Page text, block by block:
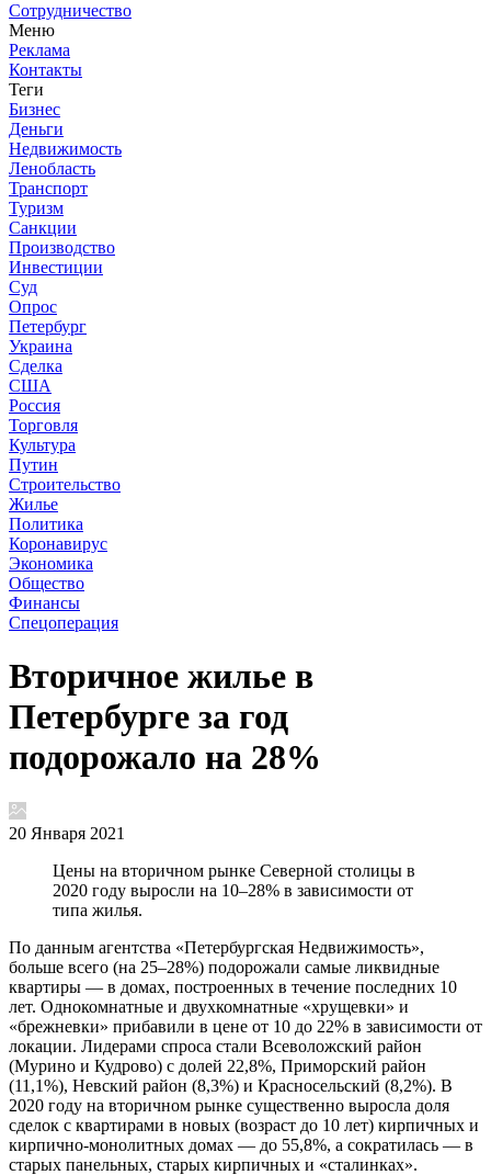
Сотрудничество
Меню
Реклама
Контакты
Теги
Бизнес
Деньги
Недвижимость
Ленобласть
Транспорт
Туризм
Санкции
Производство
Инвестиции
Суд
Опрос
Петербург
Украина
Сделка
США
Россия
Торговля
Культура
Путин
Строительство
Жилье
Политика
Коронавирус
Экономика
Общество
Финансы
Спецоперация
Вторичное жилье в
Петербурге за год
подорожало на 28%
20 Января 2021
Цены на вторичном рынке Северной столицы в
2020 году выросли на 10–28% в зависимости от
типа жилья.
По данным агентства «Петербургская Недвижимость»,
больше всего (на 25–28%) подорожали самые ликвидные
квартиры — в домах, построенных в течение последних 10
лет. Однокомнатные и двухкомнатные «хрущевки» и
«брежневки» прибавили в цене от 10 до 22% в зависимости от
локации. Лидерами спроса стали Всеволожский район
(Мурино и Кудрово) с долей 22,8%, Приморский район
(11,1%), Невский район (8,3%) и Красносельский (8,2%). В
2020 году на вторичном рынке существенно выросла доля
сделок с квартирами в новых (возраст до 10 лет) кирпичных и
кирпично-монолитных домах — до 55,8%, а сократилась — в
старых панельных, старых кирпичных и «сталинках».